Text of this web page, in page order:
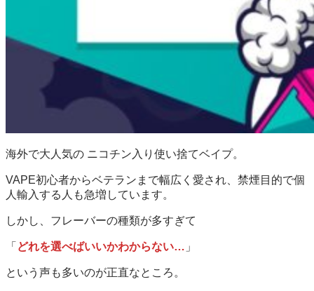
海外で大人気の ニコチン入り使い捨てベイプ。
VAPE初心者からベテランまで幅広く愛され、禁煙目的で個
人輸入する人も急増しています。
しかし、フレーバーの種類が多すぎて
「 どれを選べばいいかわからない… 」
という声も多いのが正直なところ。